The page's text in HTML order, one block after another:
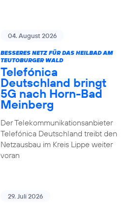
04. August 2026
BESSERES NETZ FÜR DAS HEILBAD AM
TEUTOBURGER WALD
Telefónica
Deutschland bringt
5G nach Horn-Bad
Meinberg
Der Telekommunikationsanbieter
Telefónica Deutschland treibt den
Netzausbau im Kreis Lippe weiter
voran
29. Juli 2026